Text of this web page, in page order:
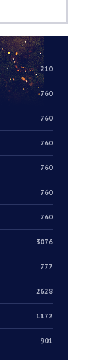
210
760
760
760
760
760
760
3076
777
2628
1172
901